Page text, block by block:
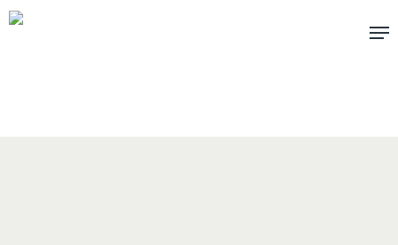
Skip